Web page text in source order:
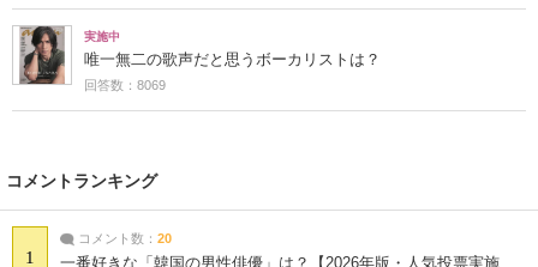
実施中
唯一無二の歌声だと思うボーカリストは？
回答数：8069
コメントランキング
1
コメント数： 20
一番好きな「韓国の男性俳優」は？【2026年版・人気投票実施